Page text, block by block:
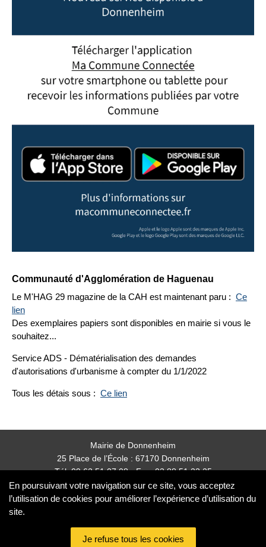
En poursuivant votre navigation sur ce site, vous acceptez
l’utilisation de cookies pour améliorer l’expérience d’utilisation du
site.
Communauté d'Agglomération de Haguenau
Le M'HAG 29 magazine de la CAH est maintenant paru : Ce
lien
Des exemplaires papiers sont disponibles en mairie si vous le
souhaitez...
Service ADS - Dématérialisation des demandes
d'autorisations d'urbanisme à compter du 1/1/2022
Tous les détais sous : Ce lien
Mairie de Donnenheim
25 Place de l’École : 67170 Donnenheim
Tél: 09 62 51 07 08 - Fax: 03 88 51 23 25
mairie.donnenheim@orange.fr
partenaires